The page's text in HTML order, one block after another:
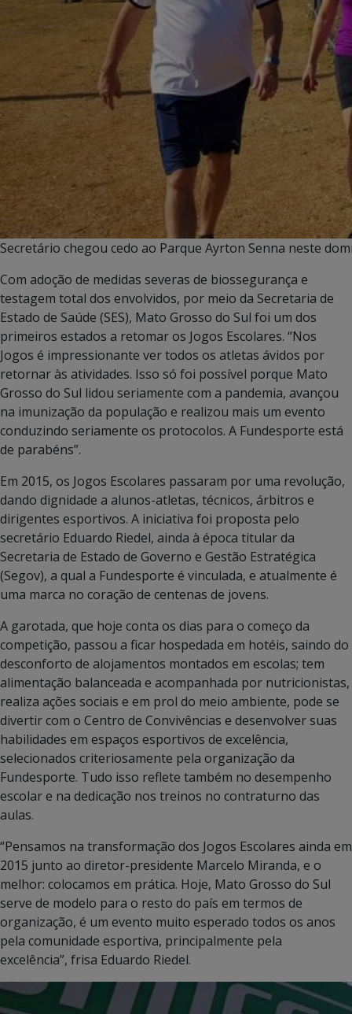
Secretário chegou cedo ao Parque Ayrton Senna neste
Com adoção de medidas severas de biossegurança e
testagem total dos envolvidos, por meio da Secretaria de
Estado de Saúde (SES), Mato Grosso do Sul foi um dos
primeiros estados a retomar os Jogos Escolares. “Nos
Jogos é impressionante ver todos os atletas ávidos por
retornar às atividades. Isso só foi possível porque Mato
Grosso do Sul lidou seriamente com a pandemia, avançou
na imunização da população e realizou mais um evento
conduzindo seriamente os protocolos. A Fundesporte está
de parabéns”.
Em 2015, os Jogos Escolares passaram por uma revolução,
dando dignidade a alunos-atletas, técnicos, árbitros e
dirigentes esportivos. A iniciativa foi proposta pelo
secretário Eduardo Riedel, ainda à época titular da
Secretaria de Estado de Governo e Gestão Estratégica
(Segov), a qual a Fundesporte é vinculada, e atualmente é
uma marca no coração de centenas de jovens.
A garotada, que hoje conta os dias para o começo da
competição, passou a ficar hospedada em hotéis, saindo do
desconforto de alojamentos montados em escolas; tem
alimentação balanceada e acompanhada por nutricionistas,
realiza ações sociais e em prol do meio ambiente, pode se
divertir com o Centro de Convivências e desenvolver suas
habilidades em espaços esportivos de excelência,
selecionados criteriosamente pela organização da
Fundesporte. Tudo isso reflete também no desempenho
escolar e na dedicação nos treinos no contraturno das
aulas.
“Pensamos na transformação dos Jogos Escolares ainda em
2015 junto ao diretor-presidente Marcelo Miranda, e o
melhor: colocamos em prática. Hoje, Mato Grosso do Sul
serve de modelo para o resto do país em termos de
organização, é um evento muito esperado todos os anos
pela comunidade esportiva, principalmente pela
excelência”, frisa Eduardo Riedel.